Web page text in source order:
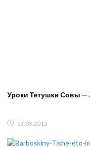
Уроки Тетушки Совы
13.03.2013